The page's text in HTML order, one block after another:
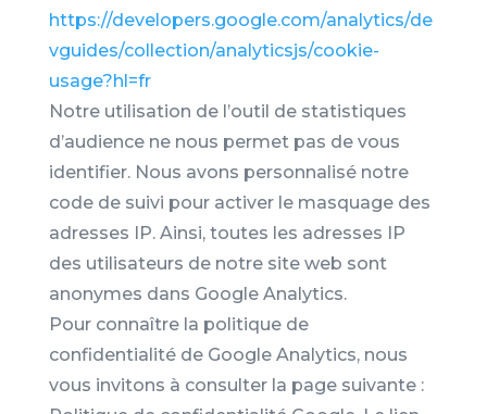
https://developers.google.com/analytics/de
vguides/collection/analyticsjs/cookie-
usage?hl=fr
Notre utilisation de l’outil de statistiques
d’audience ne nous permet pas de vous
identifier. Nous avons personnalisé notre
code de suivi pour activer le masquage des
adresses IP. Ainsi, toutes les adresses IP
des utilisateurs de notre site web sont
anonymes dans Google Analytics.
Pour connaître la politique de
confidentialité de Google Analytics, nous
vous invitons à consulter la page suivante :